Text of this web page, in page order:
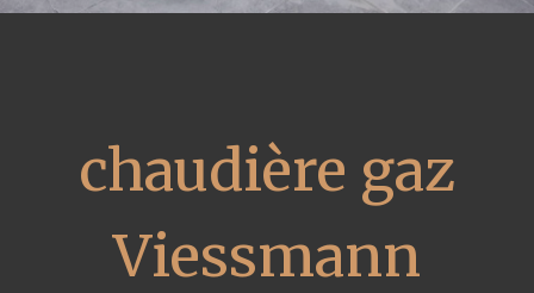
chaudière gaz
Viessmann